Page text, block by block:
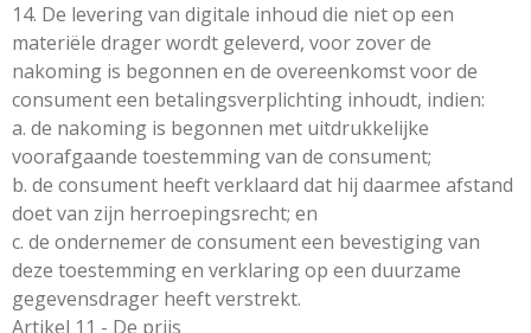
14. De levering van digitale inhoud die niet op een
materiële drager wordt geleverd, voor zover de
nakoming is begonnen en de overeenkomst voor de
consument een betalingsverplichting inhoudt, indien:
a. de nakoming is begonnen met uitdrukkelijke
voorafgaande toestemming van de consument;
b. de consument heeft verklaard dat hij daarmee afstand
doet van zijn herroepingsrecht; en
c. de ondernemer de consument een bevestiging van
deze toestemming en verklaring op een duurzame
gegevensdrager heeft verstrekt.
Artikel 11 - De prijs